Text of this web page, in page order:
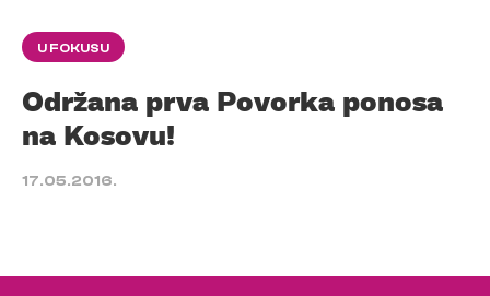
U FOKUSU
Održana prva Povorka ponosa
na Kosovu!
17.05.2016.